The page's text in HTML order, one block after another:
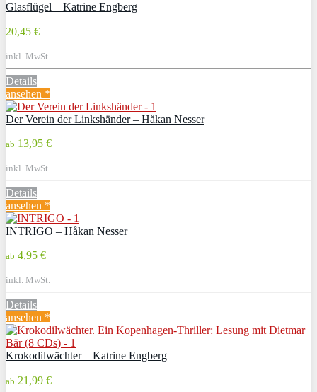
Glasflügel – Katrine Engberg
20,45 €
inkl. MwSt.
Details
ansehen *
Der Verein der Linkshänder – Håkan Nesser
ab 13,95 €
inkl. MwSt.
Details
ansehen *
INTRIGO – Håkan Nesser
ab 4,95 €
inkl. MwSt.
Details
ansehen *
Krokodilwächter – Katrine Engberg
ab 21,99 €